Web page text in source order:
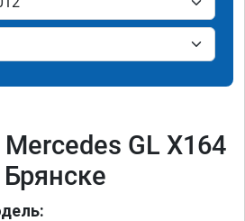
GL X164